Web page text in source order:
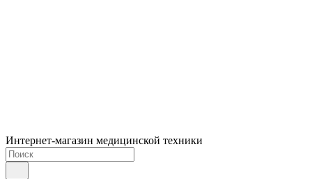
Интернет-магазин медицинской техники